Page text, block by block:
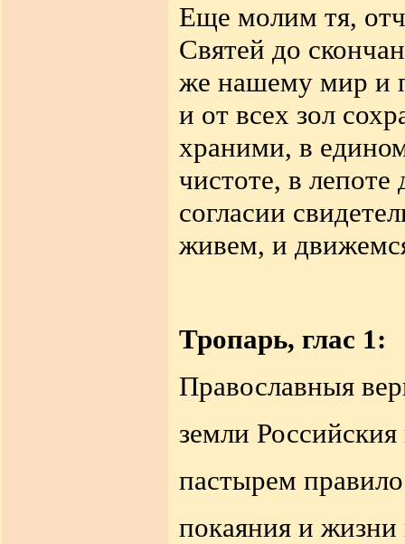
Еще молим тя,
Святей до
же нашему мир и
и от всех зол
храними, в
чистоте, в лепоте
согласии
живем, и
Тропарь, глас 1:
Православныя
земли
пастырем
покаяния и